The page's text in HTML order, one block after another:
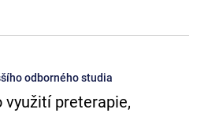
odborného studia
preterapie,